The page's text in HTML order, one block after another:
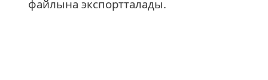
файлына экспортталады.